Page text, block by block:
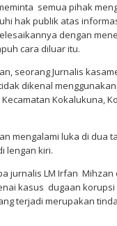
semua pihak
hak publik atas
dengan
cara diluar itu.
seorang Jurnalis
dikenal
Kokalukuna,
mengalami luka di dua
lengan kiri.
jurnalis LM Irfan
kasus dugaan
terjadi merupakan